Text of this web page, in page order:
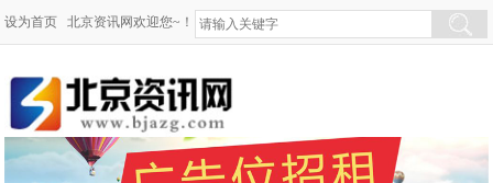
设为首页 北京资讯网欢迎您~！